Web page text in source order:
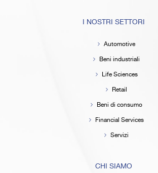
I NOSTRI SETTORI
Automotive
Beni industriali
Life Sciences
Retail
Beni di consumo
Financial Services
Servizi
CHI SIAMO